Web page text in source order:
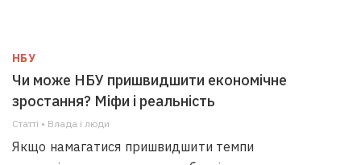
НБУ
Чи може НБУ пришвидшити економічне
зростання? Міфи і реальність
Статті • Влада i люди
Якщо намагатися пришвидшити темпи